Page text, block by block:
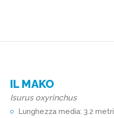
IL MAKO
Isurus oxyrinchus
Lunghezza media: 3.2 metri